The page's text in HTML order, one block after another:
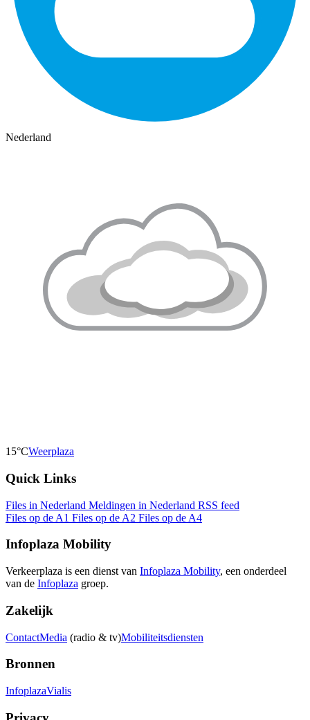
Nederland
15°CWeerplaza
Quick Links
Files in Nederland Meldingen in Nederland RSS feed
Files op de A1 Files op de A2 Files op de A4
Infoplaza Mobility
Verkeerplaza is een dienst van Infoplaza Mobility, een onderdeel
van de Infoplaza groep.
Zakelijk
ContactMedia (radio & tv)Mobiliteitsdiensten
Bronnen
InfoplazaVialis